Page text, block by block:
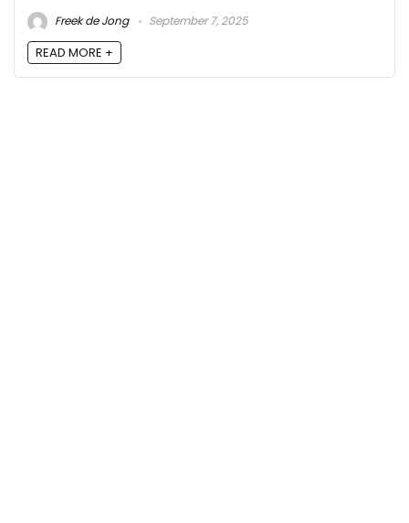
Freek de Jong
September 7, 2025
READ MORE +